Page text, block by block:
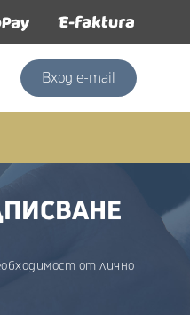
Вход e-mail
от лично